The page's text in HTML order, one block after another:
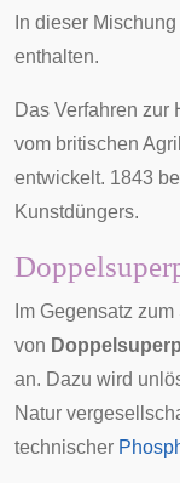
In dieser
enthalten.
Das Verfahren zur
vom britischen
entwickelt. 1843
Kunstdüngers.
Im Gegensatz
von
an. Dazu wird
Natur
technischer